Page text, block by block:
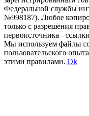
Федеральной службы
№998187). Любое
только с разрешения
первоисточника -
Мы используем файлы
пользовательского
этими правилами. Ok